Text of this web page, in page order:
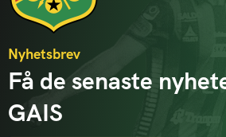
Nyhetsbrev
Få de senaste
GAIS